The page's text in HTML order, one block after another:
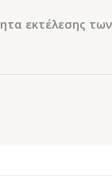
εκτέλεσης